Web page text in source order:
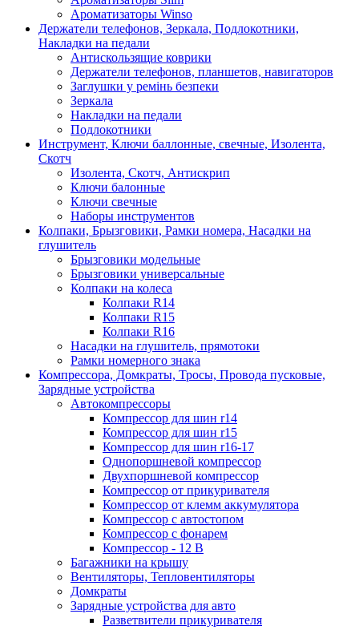
Ароматизаторы Winso
Держатели телефонов, Зеркала, Подлокотники,
Накладки на педали
Антискользящие коврики
Держатели телефонов, планшетов, навигаторов
Заглушки у ремінь безпеки
Зеркала
Накладки на педали
Подлокотники
Инструмент, Ключи баллонные, свечные, Изолента,
Скотч
Изолента, Скотч, Антискрип
Ключи балонные
Ключи свечные
Наборы инструментов
Колпаки, Брызговики, Рамки номера, Насадки на
глушитель
Брызговики модельные
Брызговики универсальные
Колпаки на колеса
Колпаки R14
Колпаки R15
Колпаки R16
Насадки на глушитель, прямотоки
Рамки номерного знака
Компрессора, Домкраты, Тросы, Провода пусковые,
Зарядные устройства
Автокомпрессоры
Компрессор для шин r14
Компрессор для шин r15
Компрессор для шин r16-17
Однопоршневой компрессор
Двухпоршневой компрессор
Компрессор от прикуривателя
Компрессор от клемм аккумулятора
Компрессор с автостопом
Компрессор с фонарем
Компрессор - 12 В
Багажники на крышу
Вентиляторы, Тепловентиляторы
Домкраты
Зарядные устройства для авто
Разветвители прикуривателя